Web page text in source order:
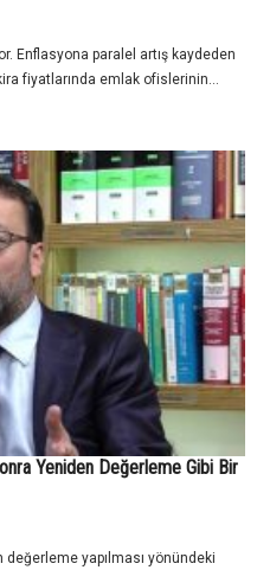
Enflasyona paralel artış kaydeden
fiyatlarında emlak ofislerinin...
Yeniden Değerleme Gibi Bir
yapılması yönündeki